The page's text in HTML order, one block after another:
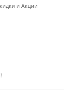
и Акции